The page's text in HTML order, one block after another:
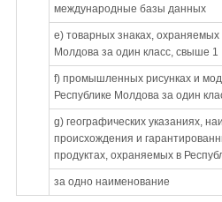
международные базы данных
e) товарных знаках, охраняемых
Молдова за один класс, свыше 1
f) промышленных рисунках и
Республике Молдова за один
g) географических указаниях,
происхождения и
продуктах, охраняемых в
за одно наименование